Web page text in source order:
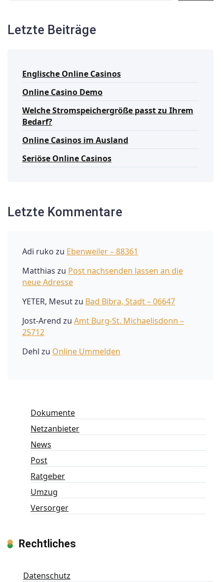
Letzte Beiträge
Englische Online Casinos
Online Casino Demo
Welche Stromspeichergröße passt zu Ihrem
Bedarf?
Online Casinos im Ausland
Seriöse Online Casinos
Letzte Kommentare
Adi ruko zu Ebenweiler – 88361
Matthias zu Post nachsenden lassen an die
neue Adresse
YETER, Mesutzu Bad Bibra, Stadt – 06647
Jost-Arend zu Amt Burg-St. Michaelisdonn –
25712
Dehl zu Online Ummelden
Dokumente
Netzanbieter
News
Post
Ratgeber
Umzug
Versorger
Rechtliches
Datenschutz